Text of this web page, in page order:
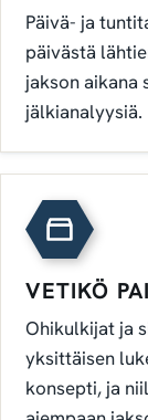
Päivä- ja
päivästä
jakson aikana
jälkianalyysiä.
VETIKÖ
Ohikulkijat ja
yksittäisen
konsepti, ja